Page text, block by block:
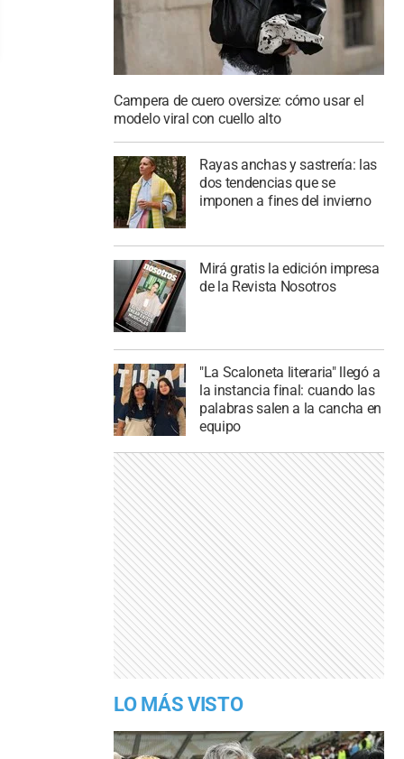
Campera de cuero oversize: cómo usar el
modelo viral con cuello alto
Rayas anchas y sastrería: las
dos tendencias que se
imponen a fines del invierno
Mirá gratis la edición impresa
de la Revista Nosotros
"La Scaloneta literaria" llegó a
la instancia final: cuando las
palabras salen a la cancha en
equipo
LO MÁS VISTO